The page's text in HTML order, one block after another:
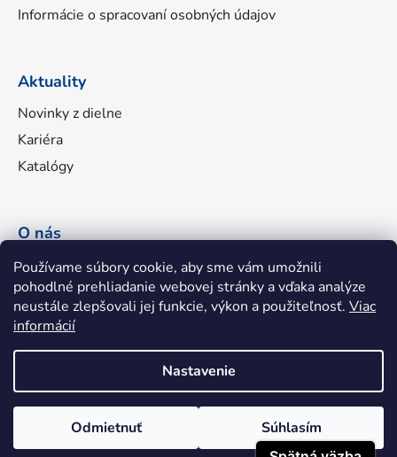
Používame súbory cookie, aby sme vám umožnili
pohodlné prehliadanie webovej stránky a vďaka analýze
neustále zlepšovali jej funkcie, výkon a použiteľnosť. Viac
informácií
Nastavenie
Odmietnuť Súhlasím
Informácie o spracovaní osobných údajov
Aktuality
Novinky z dielne
Kariéra
Katalógy
O nás
Náš príbeh
Portfólio značiek
Fakturačné údaje
mime digital
Copyright 2026hhatools.sk. Všetky práva vyhradené.